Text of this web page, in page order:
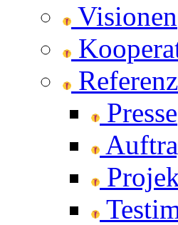
Visionen
Presse